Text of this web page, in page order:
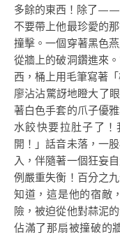
多餘的東西！除了——
不要帶上他最珍愛的
撞擊。一個穿著黑色
從牆上的破洞鑽進來
西，桶上用毛筆寫著
廖沾沾驚訝地瞪大了
著白色手套的爪子優
水餃快要拉肚子了
開！」話音未落，一
入，伴隨著一個狂妄
例嚴重失衡！百分之
知道，這是他的宿敵
險，被迫從他對蒜泥
佔滿了那扇被撞破的